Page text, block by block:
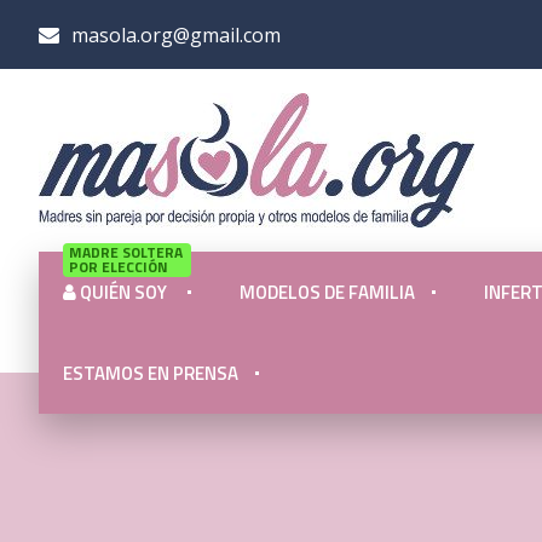
masola.org@gmail.com
QUIÉN SOY
MADRE SOLTERA
POR ELECCIÓN
MODELOS DE FAMILIA
ESTAMOS EN PRENSA